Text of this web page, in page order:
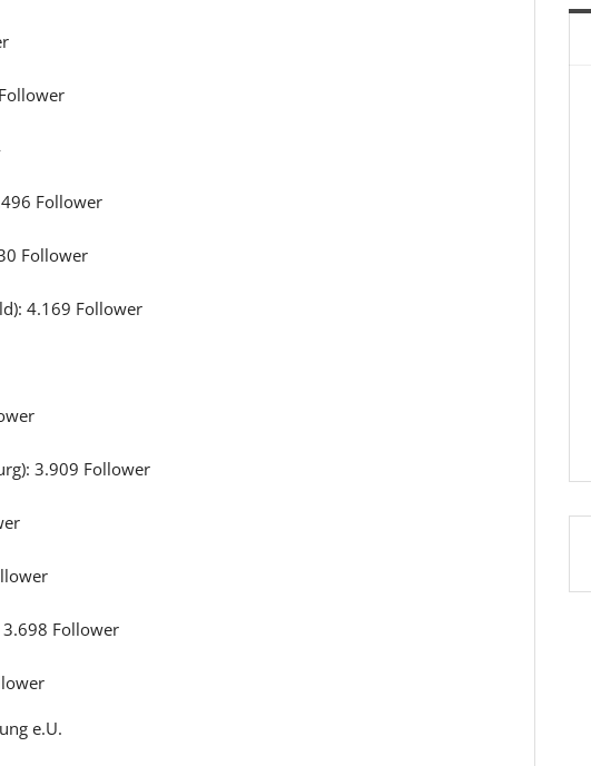
Follower
Follower
4.169 Follower
3.909 Follower
3.698 Follower
e.U.